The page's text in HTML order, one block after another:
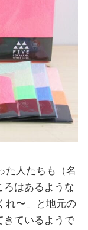
た人たちも（名
ろはあるような
れ〜」と地元の
きているようで